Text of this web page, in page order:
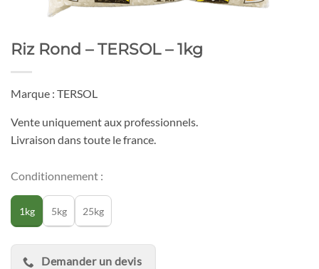
Riz Rond – TERSOL – 1kg
Marque : TERSOL
Vente uniquement aux professionnels.
Livraison dans toute le france.
Conditionnement :
1kg 5kg 25kg
Demander un devis